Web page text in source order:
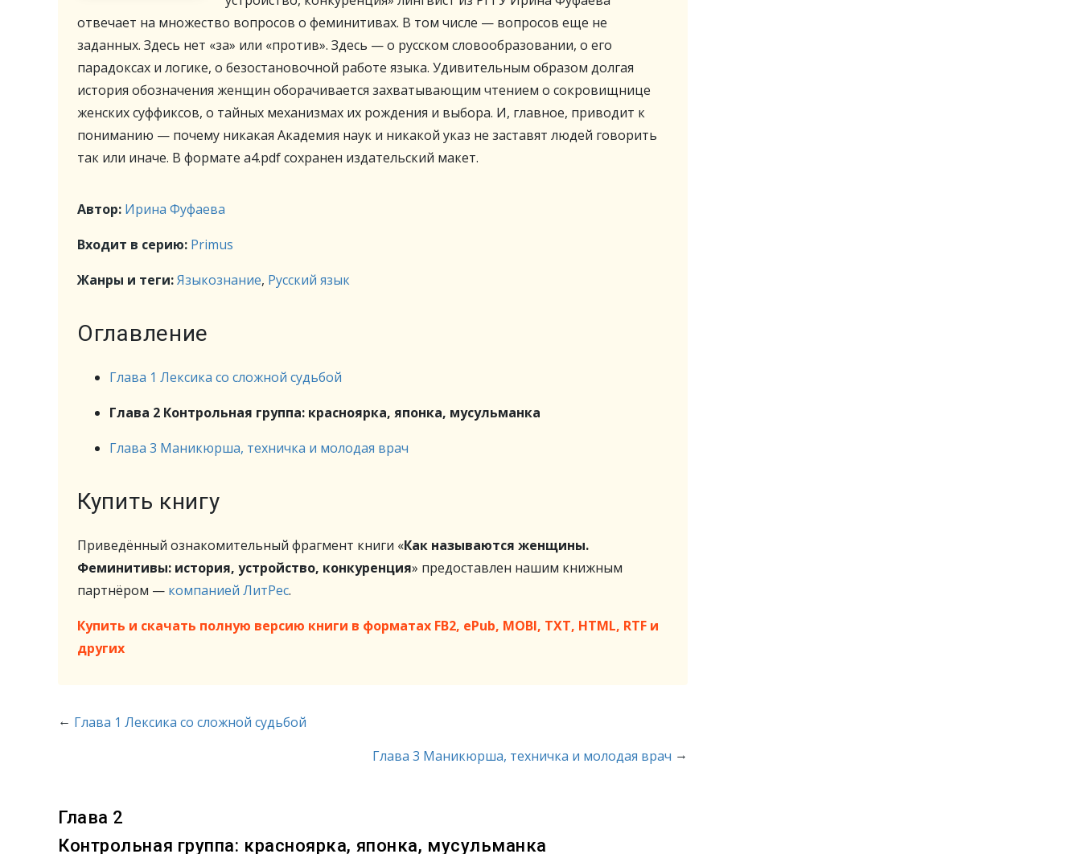
отвечает на множество вопросов о феминитивах. В том числе — вопросов еще не
заданных. Здесь нет «за» или «против». Здесь — о русском словообразовании, о его
парадоксах и логике, о безостановочной работе языка. Удивительным образом долгая
история обозначения женщин оборачивается захватывающим чтением о сокровищнице
женских суффиксов, о тайных механизмах их рождения и выбора. И, главное, приводит к
пониманию — почему никакая Академия наук и никакой указ не заставят людей говорить
так или иначе. В формате a4.pdf сохранен издательский макет.
Автор: Ирина Фуфаева
Входит в серию: Primus
Жанры и теги:Языкознание, Русский язык
Оглавление
Глава 1 Лексика со сложной судьбой
Глава 2 Контрольная группа: красноярка, японка, мусульманка
Глава 3 Маникюрша, техничка и молодая врач
Купить книгу
Приведённый ознакомительный фрагмент книги «Как называются женщины.
Феминитивы: история, устройство, конкуренция» предоставлен нашим книжным
партнёром — компанией ЛитРес.
Купить и скачать полную версию книги в форматах FB2, ePub, MOBI, TXT, HTML, RTF и
других
← Глава 1 Лексика со сложной судьбой
Глава 3 Маникюрша, техничка и молодая врач →
Глава 2
Контрольная группа: красноярка, японка, мусульманка